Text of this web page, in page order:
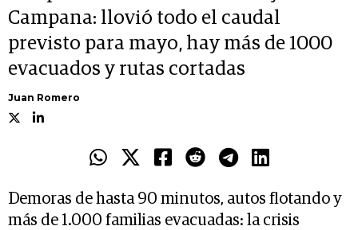
Campana: llovió todo el caudal
previsto para mayo, hay más de 1000
evacuados y rutas cortadas
Juan Romero
Demoras de hasta 90 minutos, autos flotando y
más de 1.000 familias evacuadas: la crisis